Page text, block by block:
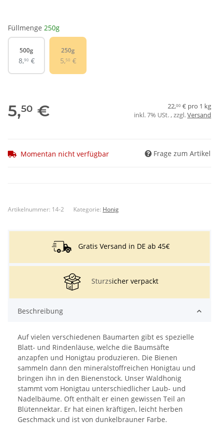
Füllmenge 250g
500g
500g
8,90 €
250g
250g
5,50 €
5,50 € 22,00 € pro 1 kg
inkl. 7% USt. , zzgl.Versand
Momentan nicht verfügbar Frage zum Artikel
Artikelnummer: 14-2 Kategorie: Honig
Gratis Versand in DE ab 45€
Sturzsicher verpackt
Beschreibung
Auf vielen verschiedenen Baumarten gibt es spezielle
Blatt- und Rindenläuse, welche die Baumsäfte
anzapfen und Honigtau produzieren. Die Bienen
sammeln dann den mineralstoffreichen Honigtau und
bringen ihn in den Bienenstock. Unser Waldhonig
stammt vom Honigtau unterschiedlicher Laub- und
Nadelbäume. Oft enthält er einen gewissen Teil an
Blütennektar. Er hat einen kräftigen, leicht herben
Geschmack und ist von dunkelbrauner Farbe.